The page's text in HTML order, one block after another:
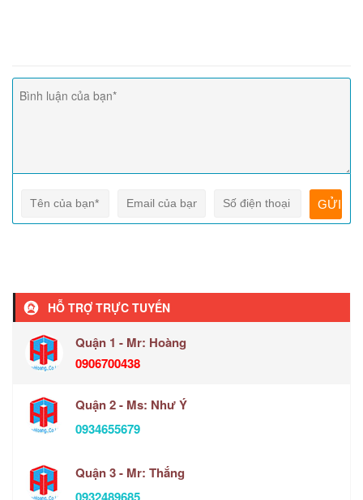
HỖ TRỢ TRỰC TUYẾN
Quận 1 - Mr: Hoàng
0906700438
Quận 2 - Ms: Như Ý
0934655679
Quận 3 - Mr: Thắng